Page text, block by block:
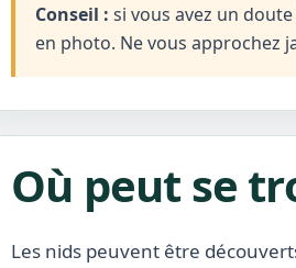
Conseil : si vous avez un
en photo. Ne vous approchez
Où peut se
Les nids peuvent être